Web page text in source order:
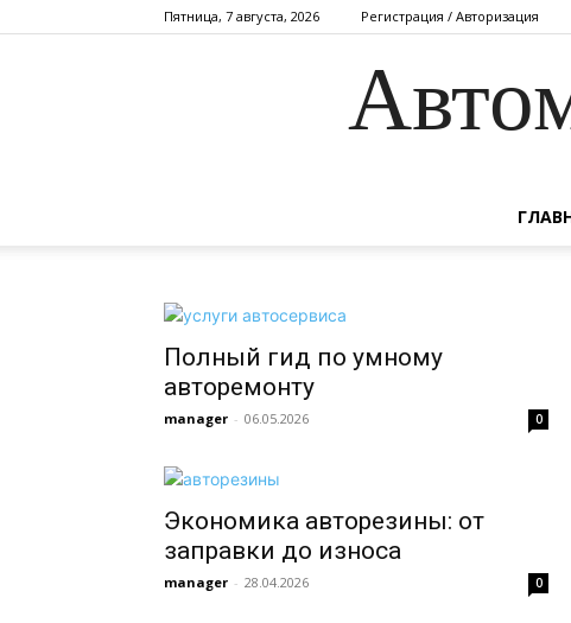
Пятница, 7 августа, 2026 Регистрация / Авторизация
Полный гид по умному
авторемонту
manager - 06.05.2026 0
Экономика авторезины: от
заправки до износа
manager - 28.04.2026 0